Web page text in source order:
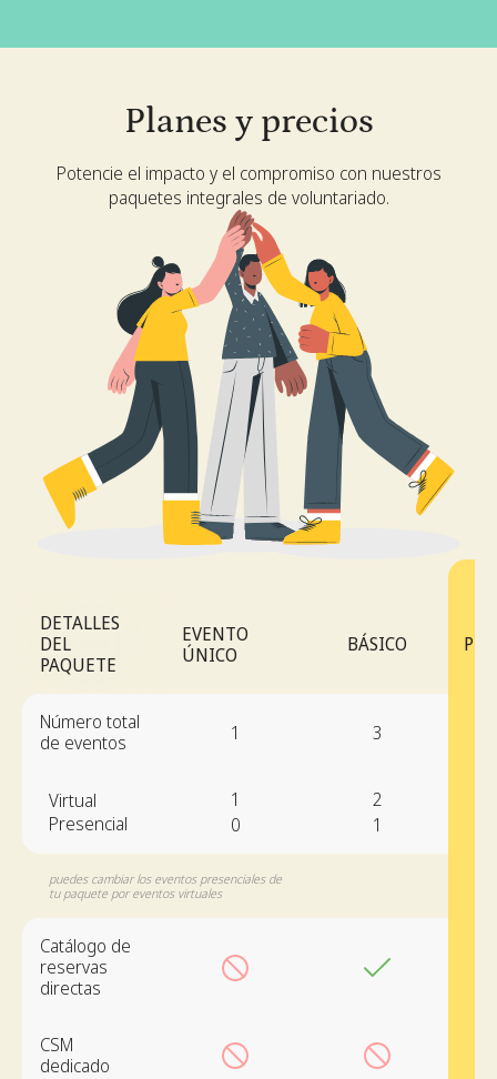
Planes y precios
Potencie el impacto y el compromiso con nuestros
paquetes integrales de voluntariado.
DETALLES
DEL
PAQUETE
EVENTO
ÚNICO
BÁSICO
Número total
de eventos
1 3
Virtual
Presencial
1
0
2
1
puedes cambiar los eventos presenciales de
tu paquete por eventos virtuales
Catálogo de
reservas
directas
CSM
dedicado